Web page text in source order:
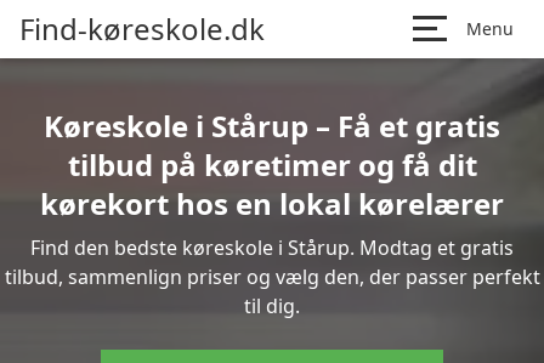
Find-køreskole.dk Menu
Køreskole i Stårup – Få et gratis
tilbud på køretimer og få dit
kørekort hos en lokal kørelærer
Find den bedste køreskole i Stårup. Modtag et gratis
tilbud, sammenlign priser og vælg den, der passer perfekt
til dig.